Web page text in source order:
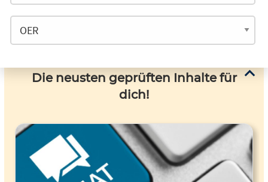
Die neusten geprüften Inhalte für
dich!